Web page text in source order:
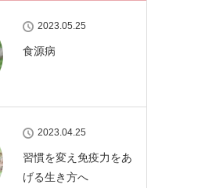
2023.05.25
食源病
2023.04.25
習慣を変え免疫力をあ
げる生き方へ